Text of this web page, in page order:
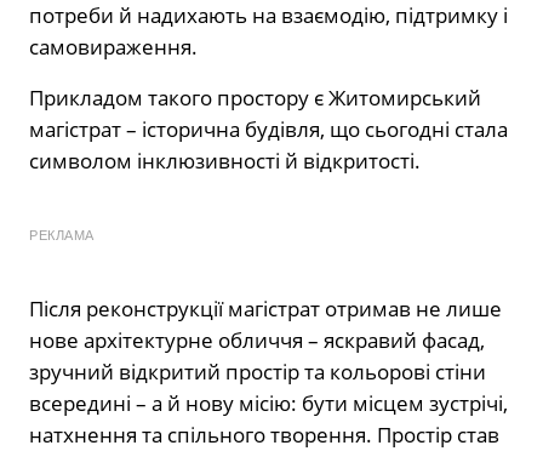
потреби й надихають на взаємодію, підтримку і
самовираження.
Прикладом такого простору є Житомирський
магістрат – історична будівля, що сьогодні стала
символом інклюзивності й відкритості.
РЕКЛАМА
Після реконструкції магістрат отримав не лише
нове архітектурне обличчя – яскравий фасад,
зручний відкритий простір та кольорові стіни
всередині – а й нову місію: бути місцем зустрічі,
натхнення та спільного творення. Простір став